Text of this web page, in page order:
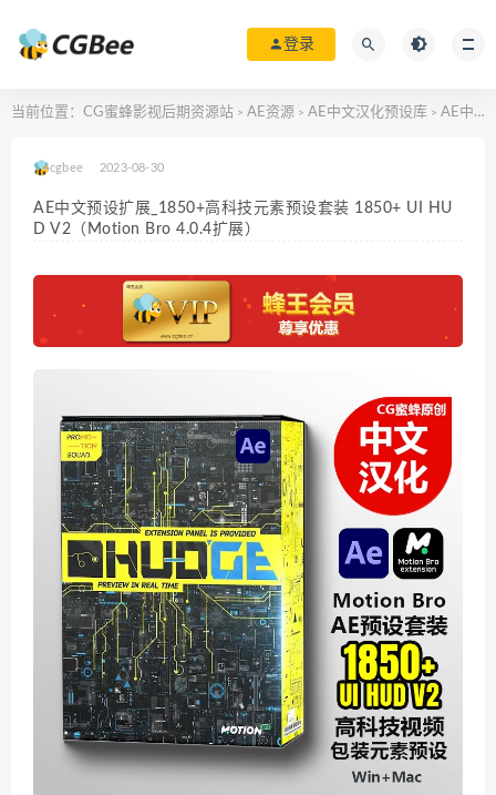
登录
当前位置： CG蜜蜂影视后期资源站 > AE资源 > AE中文汉化预设库 > AE中文预设扩展_1850+高科技元素预设套装 1850+ UI HUD V2（Motion Bro 4.0.4扩展）
cgbee 2023-08-30
AE中文预设扩展_1850+高科技元素预设套装 1850+ UI HU
D V2（Motion Bro 4.0.4扩展）